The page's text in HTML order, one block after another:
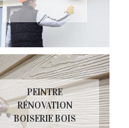
PEINTRE
RÉNOVATION
BOISERIE BOIS